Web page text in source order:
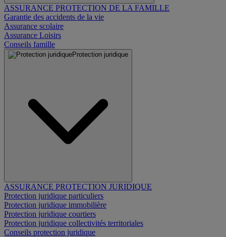
ASSURANCE PROTECTION DE LA FAMILLE
Garantie des accidents de la vie
Assurance scolaire
Assurance Loisirs
Conseils famille
Protection juridique
ASSURANCE PROTECTION JURIDIQUE
Protection juridique particuliers
Protection juridique immobilière
Protection juridique courtiers
Protection juridique collectivités territoriales
Conseils protection juridique